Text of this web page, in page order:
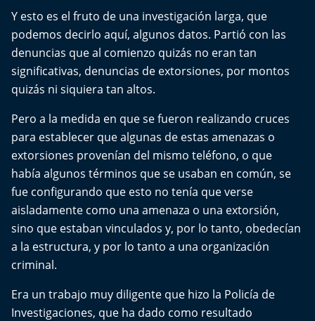
Y esto es el fruto de una investigación larga, que
podemos decirlo aquí, algunos datos. Partió con las
denuncias que al comienzo quizás no eran tan
significativas, denuncias de extorsiones, por montos
quizás ni siquiera tan altos.
Pero a la medida en que se fueron realizando cruces
para establecer que algunas de estas amenazas o
extorsiones provenían del mismo teléfono, o que
había algunos términos que se usaban en común, se
fue configurando que esto no tenía que verse
aisladamente como una amenaza o una extorsión,
sino que estaban vinculados y, por lo tanto, obedecían
a la estructura, y por lo tanto a una organización
criminal.
Era un trabajo muy diligente que hizo la Policía de
Investigaciones, que ha dado como resultado